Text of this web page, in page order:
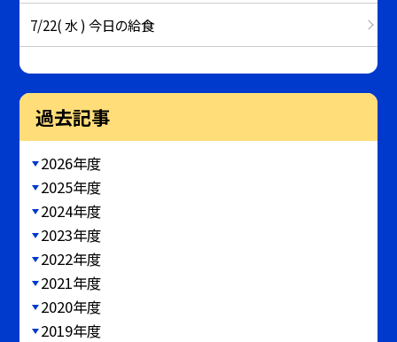
7/22( 水 ) 今日の給食
過去記事
2026年度
2025年度
2024年度
2023年度
2022年度
2021年度
2020年度
2019年度